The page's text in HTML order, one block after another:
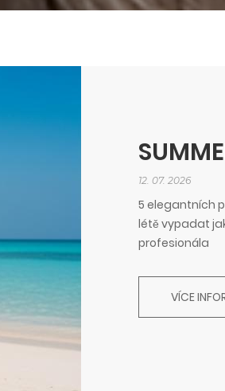
12. 07. 2026
5 elegantních
létě vypadat
profesionála
VÍCE